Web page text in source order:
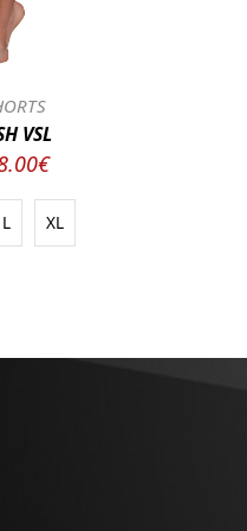
VSL
L XL